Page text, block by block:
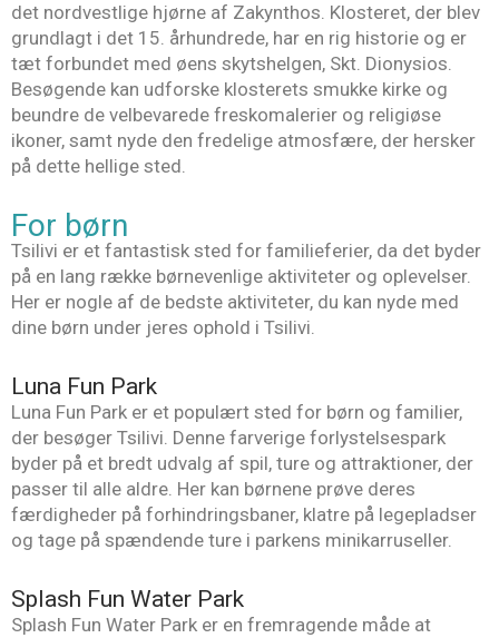
det nordvestlige hjørne af Zakynthos. Klosteret, der blev
grundlagt i det 15. århundrede, har en rig historie og er
tæt forbundet med øens skytshelgen, Skt. Dionysios.
Besøgende kan udforske klosterets smukke kirke og
beundre de velbevarede freskomalerier og religiøse
ikoner, samt nyde den fredelige atmosfære, der hersker
på dette hellige sted.
For børn
Tsilivi er et fantastisk sted for familieferier, da det byder
på en lang række børnevenlige aktiviteter og oplevelser.
Her er nogle af de bedste aktiviteter, du kan nyde med
dine børn under jeres ophold i Tsilivi.
Luna Fun Park
Luna Fun Park er et populært sted for børn og familier,
der besøger Tsilivi. Denne farverige forlystelsespark
byder på et bredt udvalg af spil, ture og attraktioner, der
passer til alle aldre. Her kan børnene prøve deres
færdigheder på forhindringsbaner, klatre på legepladser
og tage på spændende ture i parkens minikarruseller.
Splash Fun Water Park
Splash Fun Water Park er en fremragende måde at